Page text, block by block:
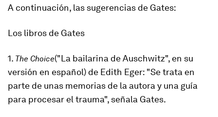
A continuación, las sugerencias de Gates:
Los libros de Gates
1. The Choice("La bailarina de Auschwitz", en su
versión en español) de Edith Eger: "Se trata en
parte de unas memorias de la autora y una guía
para procesar el trauma", señala Gates.